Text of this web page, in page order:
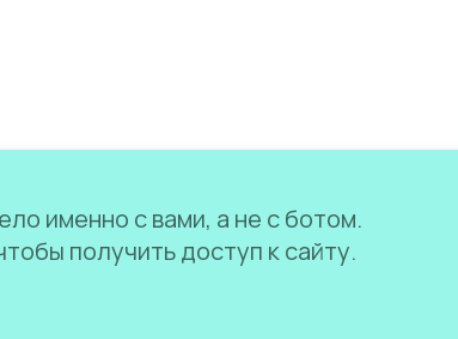
именно с вами, а не с ботом.
получить доступ к сайту.